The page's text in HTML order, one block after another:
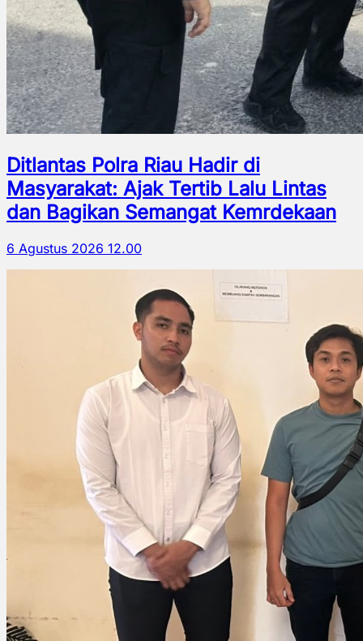
Ditlantas Polra Riau Hadir di
Masyarakat: Ajak Tertib Lalu Lintas
dan Bagikan Semangat Kemrdekaan
6 Agustus 2026 12.00